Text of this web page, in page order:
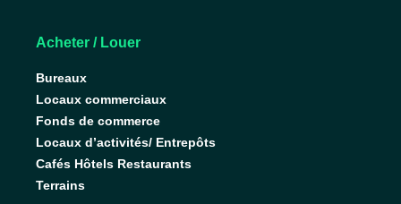
Acheter / Louer
Bureaux
Locaux commerciaux
Fonds de commerce
Locaux d’activités/ Entrepôts
Cafés Hôtels Restaurants
Terrains